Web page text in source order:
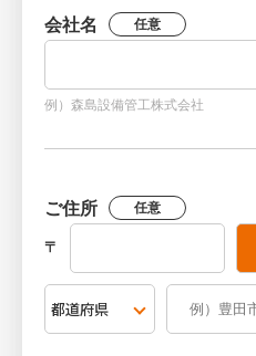
会社名 任意
例）森島設備管工株式会社
ご住所 任意
〒